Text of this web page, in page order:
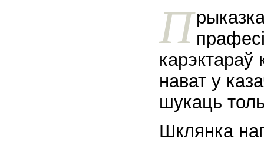
П
карэктараў
нават у
шукаць
Шклянка